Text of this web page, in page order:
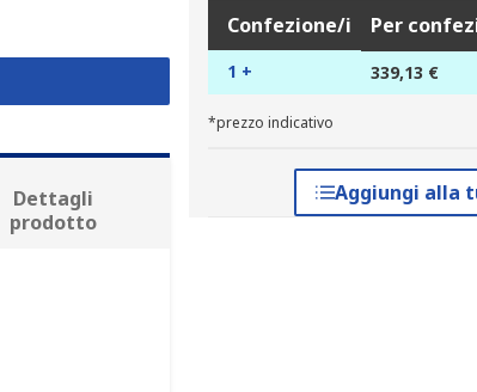
Confezione/i Per
1 + 339,13 €
*prezzo indicativo
Aggiungi alla
Dettagli
prodotto